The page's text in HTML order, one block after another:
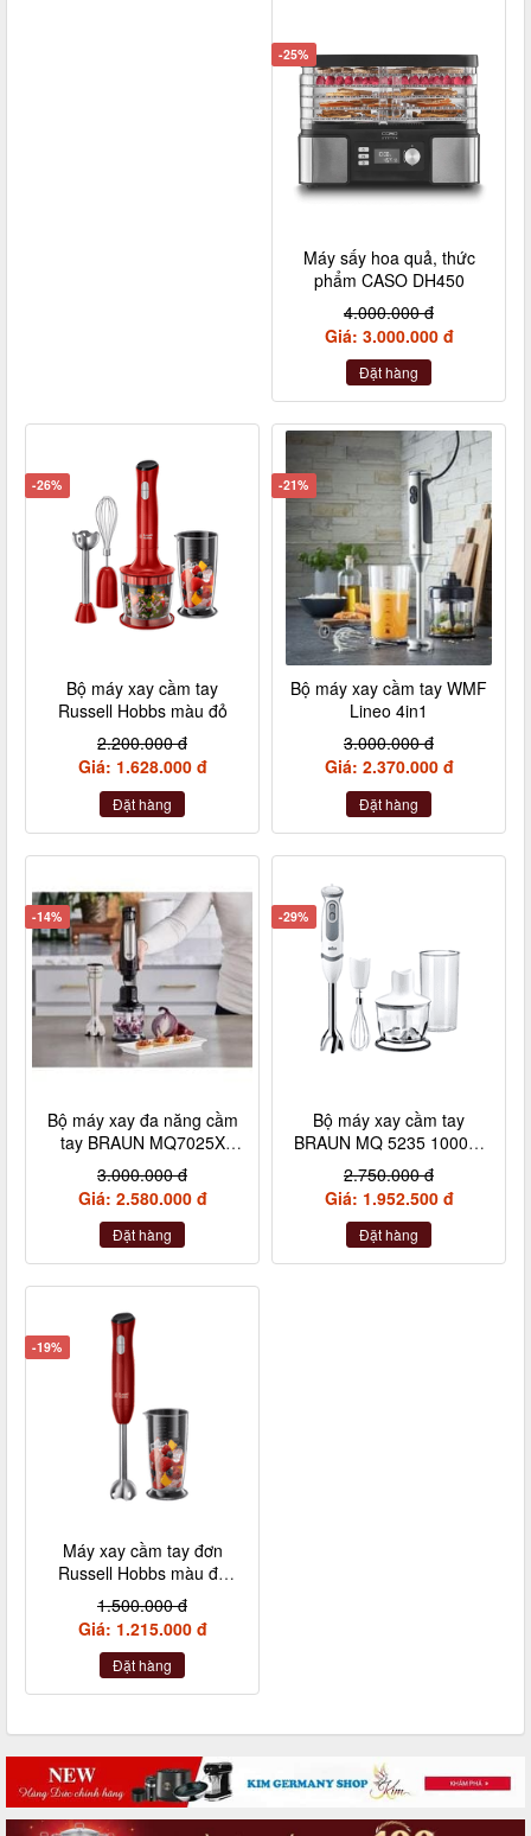
-25%
Máy sấy hoa quả, thức
phẩm CASO DH450
4.000.000 đ
Giá: 3.000.000 đ
Đặt hàng
-26%
Bộ máy xay cầm tay
Russell Hobbs màu đỏ
2.200.000 đ
Giá: 1.628.000 đ
Đặt hàng
-21%
Bộ máy xay cầm tay WMF
Lineo 4in1
3.000.000 đ
Giá: 2.370.000 đ
Đặt hàng
-14%
Bộ máy xay đa năng cầm
tay BRAUN MQ7025X
1000W màu đen
3.000.000 đ
Giá: 2.580.000 đ
Đặt hàng
-29%
Bộ máy xay cầm tay
BRAUN MQ 5235 1000W
4 chi tiết màu trắng
2.750.000 đ
Giá: 1.952.500 đ
Đặt hàng
-19%
Máy xay cầm tay đơn
Russell Hobbs màu đỏ
kèm 1 cốc
1.500.000 đ
Giá: 1.215.000 đ
Đặt hàng